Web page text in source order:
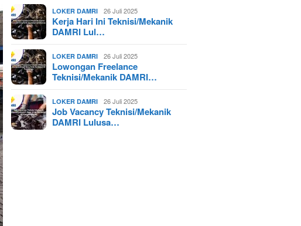
LOKER DAMRI 26 Juli 2025
Kerja Hari Ini Teknisi/Mekanik
DAMRI Lul…
LOKER DAMRI 26 Juli 2025
Lowongan Freelance
Teknisi/Mekanik DAMRI…
LOKER DAMRI 26 Juli 2025
Job Vacancy Teknisi/Mekanik
DAMRI Lulusa…